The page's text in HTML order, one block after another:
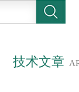
技术文章